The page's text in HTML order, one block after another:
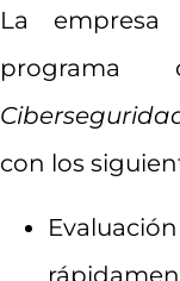
La
con los